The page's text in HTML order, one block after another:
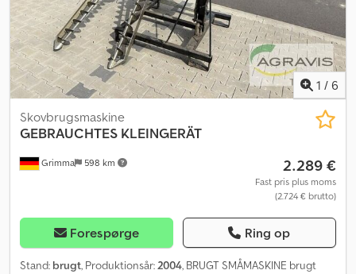
1 / 6
Grimma 598 km
Skovbrugsmaskine
GEBRAUCHTES KLEINGERÄT
2.289 €
Fast pris plus moms
(2.724 € brutto)
Forespørge Ring op
Stand: brugt, Produktionsår:2004, BRUGT SMÅMASKINE brugt